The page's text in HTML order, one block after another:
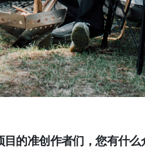
的准创作者们，您有什么